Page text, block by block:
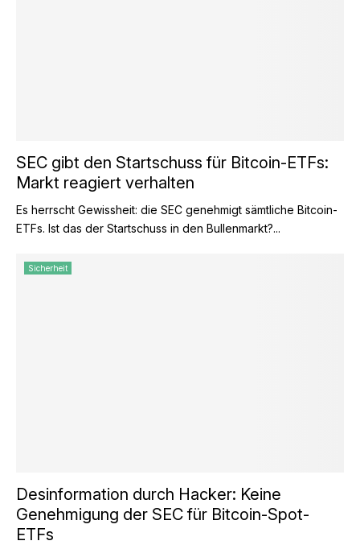
SEC gibt den Startschuss für Bitcoin-ETFs:
Markt reagiert verhalten
Es herrscht Gewissheit: die SEC genehmigt sämtliche Bitcoin-
ETFs. Ist das der Startschuss in den Bullenmarkt?...
Sicherheit
Desinformation durch Hacker: Keine
Genehmigung der SEC für Bitcoin-Spot-
ETFs